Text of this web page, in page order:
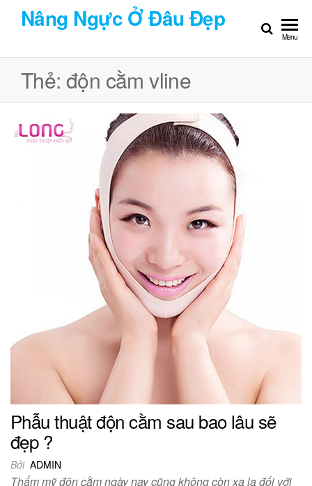
Chuyển
dung
Nâng Ngực Ở Đâu Đẹp
Menu
Thẻ: độn cằm vline
Phẫu thuật độn cằm sau bao lâu sẽ
đẹp ?
Bởi ADMIN
Thẩm mỹ độn cằm ngày nay cũng không còn xa lạ đối với